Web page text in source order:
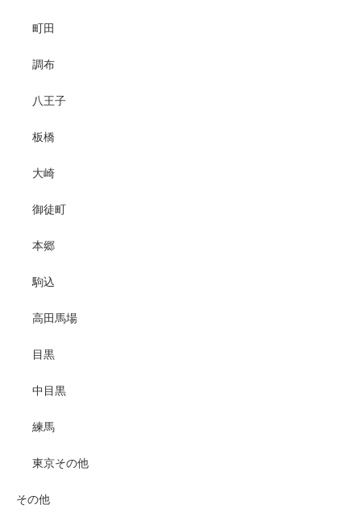
町田
調布
八王子
板橋
大崎
御徒町
本郷
駒込
高田馬場
目黒
中目黒
練馬
東京その他
その他